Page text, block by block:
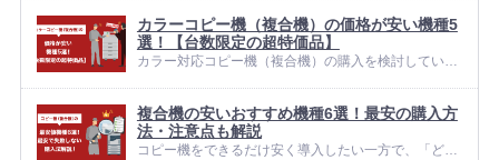
を入れ替えたい」 …こうしたお悩みがあっても、制度
の種類や条件が複雑で、「自社がどれに当てはまるの
か分からない」と手が止ま...
カラーコピー機（複合機）の価格が安い機種5
選！【台数限定の超特価品】
カラー対応コピー機（複合機）の購入を検討している
ーコピー機は各メーカーからたくさんの機種が発売さ
れていますが、OFFICE110でも格安機種を扱っていま
す。ここでは、価格...
複合機の安いおすすめ機種6選！最安の購入方
法・注意点も解説
コピー機をできるだけ安く導入したい一方で、「どの